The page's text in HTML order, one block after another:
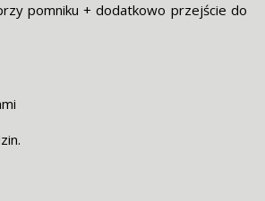
pomniku + dodatkowo przejście do